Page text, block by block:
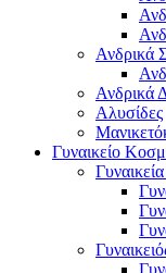
Ανδρικά
Ανδρικά
Αλυσίδες
Γυναικείο